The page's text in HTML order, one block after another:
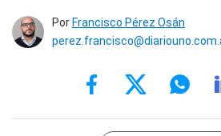
Por Francisco Pérez Osán